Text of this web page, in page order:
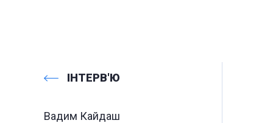
ІНТЕРВ'Ю
Вадим Кайдаш